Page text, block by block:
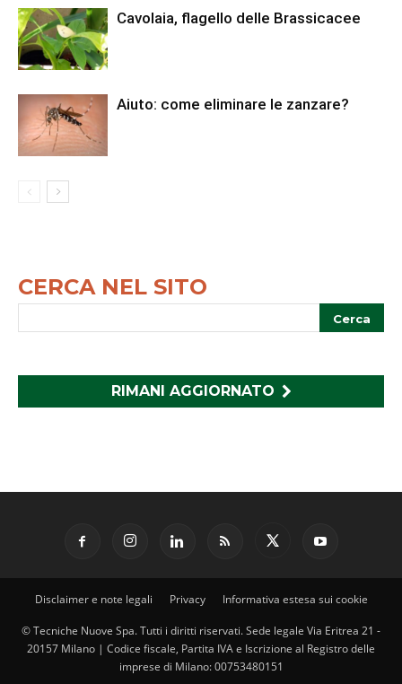
Cavolaia, flagello delle Brassicacee
Aiuto: come eliminare le zanzare?
CERCA NEL SITO
RIMANI AGGIORNATO
Disclaimer e note legali Privacy Informativa estesa sui cookie
© Tecniche Nuove Spa. Tutti i diritti riservati. Sede legale Via Eritrea 21 -
20157 Milano | Codice fiscale, Partita IVA e Iscrizione al Registro delle
imprese di Milano: 00753480151